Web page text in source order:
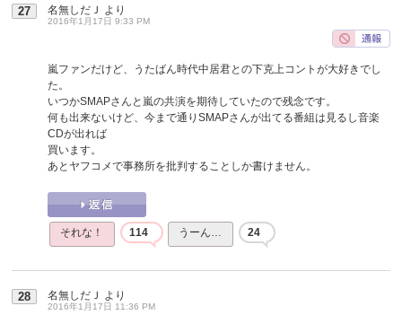
27 名無しだＪ より
2016年1月17日 9:33 PM
嵐ファンだけど、うたばん時代中居君との下克上コントが大好きでし
た。
いつかSMAPさんと嵐の共演を期待していたので残念です。
何も出来ないけど、今まで通りSMAPさんが出てる番組は見るし音楽
CDが出れば
買います。
あとヤフコメで事務所を批判することしか書けません。
それな！ 114 うーん… 24
28 名無しだＪ より
2016年1月17日 11:36 PM